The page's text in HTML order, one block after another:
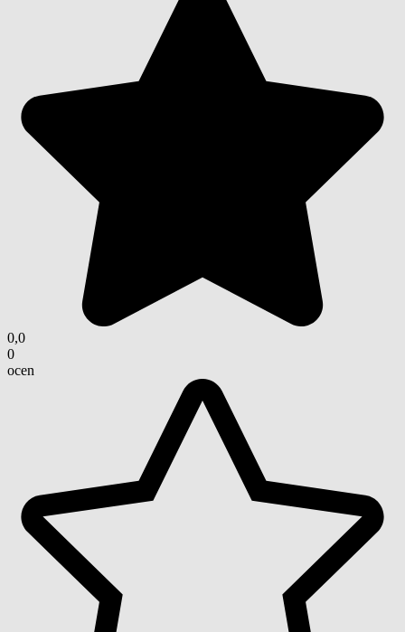
0,0
0
ocen